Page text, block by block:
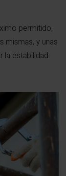
permitido,
mismas, y unas
la estabilidad.